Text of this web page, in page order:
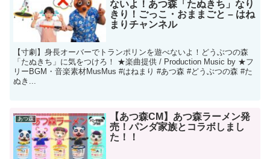
ないよ！あつ森「たぬきち」なり
きり！ごっこ・おままごと – はね
まりチャンネル
【寸劇】身長オーバーでトランポリンを遊べないよ！どうぶつの森
「たぬきち」に気をつけろ！ ★楽曲提供 / Production Music by ★フ
リーBGM・音楽素材MusMus #はねまり #あつ森 #どうぶつの森 #た
ぬき...
あつ森
【あつ森CM】あつ森ラーメン発
売！パンダ家族とコラボしまし
た！！